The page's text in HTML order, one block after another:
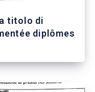
titolo di
diplômes